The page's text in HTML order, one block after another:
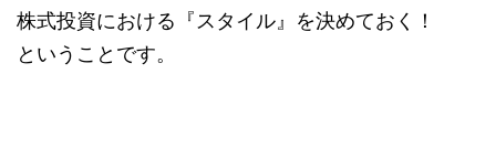
株式投資における『スタイル』を決めておく！
ということです。